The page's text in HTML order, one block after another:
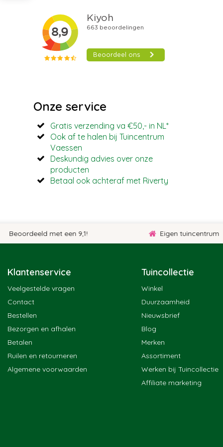
Onze service
Gratis verzending va €50,- in NL*
Ook af te halen bij Tuincentrum
Vaessen
Deskundig advies over onze
producten
Betaal ook achteraf met Riverty
met een 9,1! Eigen tuincentrum
Klantenservice
Veelgestelde vragen
Contact
Bestellen
Bezorgen en afhalen
Betalen
Ruilen en retourneren
Algemene voorwaarden
Tuincollectie
Winkel
Duurzaamheid
Nieuwsbrief
Blog
Merken
Assortiment
Werken bij Tuincollectie
Affiliate marketing